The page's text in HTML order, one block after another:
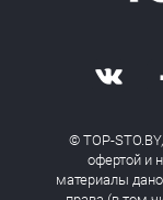
© TOP-
офертой и
материалы